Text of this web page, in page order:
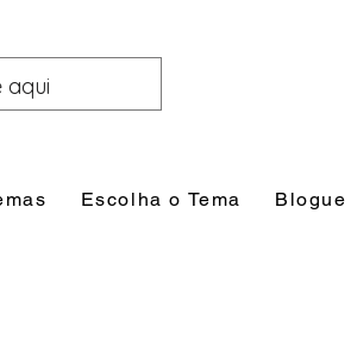
Escolha o Tema Blogue